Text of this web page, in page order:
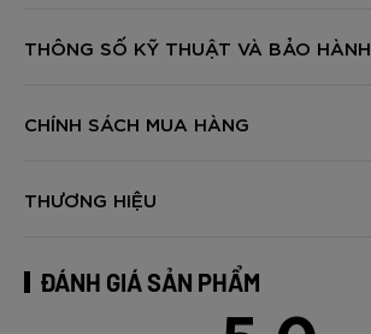
THÔNG SỐ KỸ THUẬT VÀ BẢO HÀNH
CHÍNH SÁCH MUA HÀNG
THƯƠNG HIỆU
ĐÁNH GIÁ SẢN PHẨM